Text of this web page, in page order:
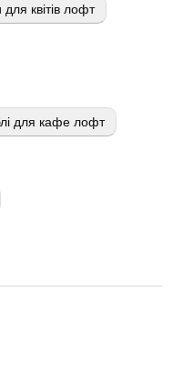
для квітів лофт
для кафе лофт